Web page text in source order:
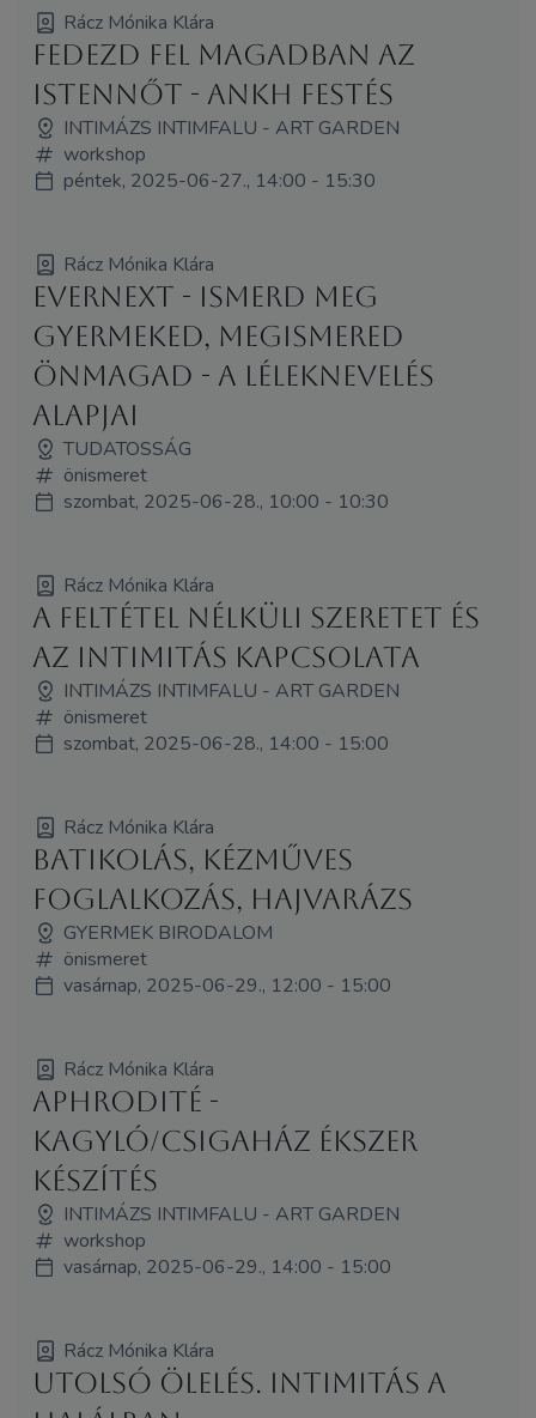
Rácz Mónika Klára
Fedezd fel magadban az
Istennőt - Ankh festés
INTIMÁZS INTIMFALU - ART GARDEN
workshop
péntek, 2025-06-27., 14:00 - 15:30
Rácz Mónika Klára
EverNEXT - Ismerd meg
gyermeked, megismered
önmagad - a Léleknevelés
alapjai
TUDATOSSÁG
önismeret
szombat, 2025-06-28., 10:00 - 10:30
Rácz Mónika Klára
A feltétel nélküli szeretet és
az intimitás kapcsolata
INTIMÁZS INTIMFALU - ART GARDEN
önismeret
szombat, 2025-06-28., 14:00 - 15:00
Rácz Mónika Klára
BATIKOLÁS, kézműves
foglalkozás, hajvarázs
GYERMEK BIRODALOM
önismeret
vasárnap, 2025-06-29., 12:00 - 15:00
Rácz Mónika Klára
Aphrodité -
kagyló/csigaház ékszer
készítés
INTIMÁZS INTIMFALU - ART GARDEN
workshop
vasárnap, 2025-06-29., 14:00 - 15:00
Rácz Mónika Klára
Utolsó Ölelés. Intimitás a